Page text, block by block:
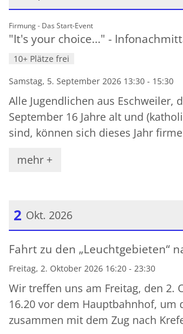
Datum: 5. September 2026
Firmung - Das Start-Event:
"It's your choice..." -
10+ Plätze frei
Samstag, 5. September 2026 13:30 - 15:30
Alle Jugendlichen aus Eschweiler,
September 16 Jahre alt und
sind, können sich dieses Jahr
mehr +
2 Okt. 2026
Datum: 2. Oktober 2026
Fahrt zu den „Leuchtgebieten“
Freitag, 2. Oktober 2026 16:20 - 23:30
Wir treffen uns am Freitag, den 2.
16.20 vor dem Hauptbahnhof, um
zusammen mit dem Zug nach